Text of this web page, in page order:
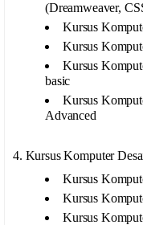
(Dreamweaver,
Kursus
Kursus
Kursus
basic
Kursus
Advanced
4. Kursus Komputer
Kursus
Kursus
Kursus